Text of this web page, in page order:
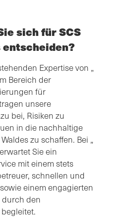
sich für SCS
Expertise von „
Bereich der
für
unsere
bei, Risiken zu
in die nachhaltige
zu schaffen. Bei „
Sie ein
mit einem stets
schnellen und
einem engagierten
durch den